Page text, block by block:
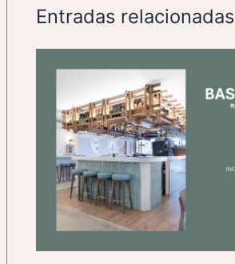
Entradas relacionadas